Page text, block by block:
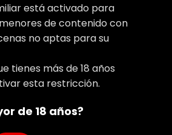
está activado para
de contenido con
no aptas para su
tienes más de 18 años
esta restricción.
de 18 años?